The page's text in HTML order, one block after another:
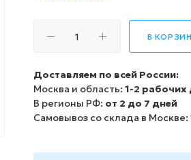
В
Доставляем по всей России:
Москва и область: 1-2 рабочих
В регионы РФ: от 2 до 7 дней
Самовывоз со склада в Москве: